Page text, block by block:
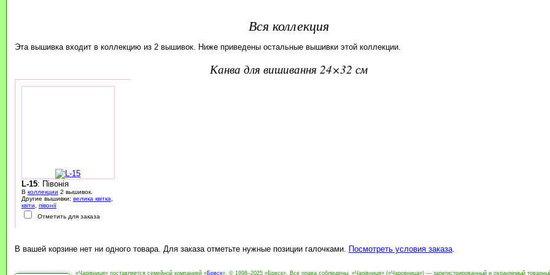
Вся коллекция
Эта вышивка входит в коллекцию из 2 вышивок. Ниже приведены остальные вышивки этой коллекции.
канва для вишивання 24×32 см
L-15: Півонія
В коллекции 2 вышивок.
Другие вышивки: велика квітка,
квіти, півонії
Отметить для заказа
В вашей корзине нет ни одного товара. Для заказа отметьте нужные позиции галочками. Посмотреть условия заказа.
«Чарівниця» поставляется семейной компанией «Брвск». © 1998–2025 «Брвск». Все права соблюдены. «Чарівниця» («Чаровница») — зарегистрированный и охраняемый